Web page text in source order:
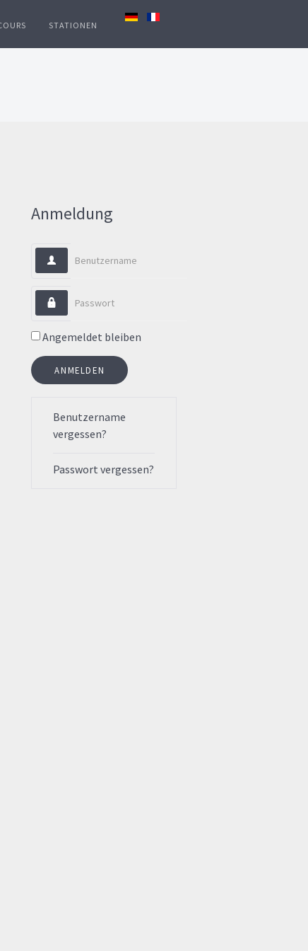
STATIONEN
Anmeldung
Benutzername
Passwort
Angemeldet bleiben
ANMELDEN
Benutzername
vergessen?
Passwort vergessen?